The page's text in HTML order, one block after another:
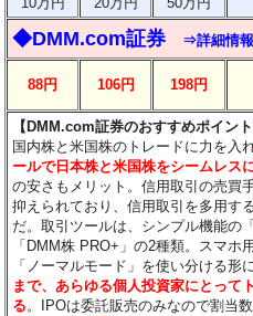
◆DMM.com証券 ⇒詳細情
88円 106円 198円
【DMM.com証券のおすすめポイント
国内株と米国株のトレードに力を入
ールで日本株と米国株をシームレス
の安さもメリット。信用取引の売買
抑えられており、信用取引を多用す
だ。取引ツールは、シンプル機能の
「DMM株 PRO+」の2種類。スマホ
「ノーマルモード」を使い分ける形
まで、あらゆる個人投資家にとって
る。IPOは委託販売のみなので割当数